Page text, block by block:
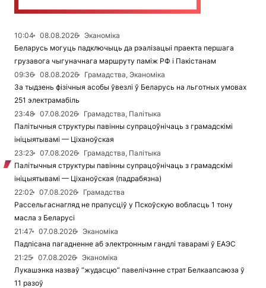
10:04 08.08.2026
Эканоміка
Беларусь могуць падключыць да рэалізацыі праекта першага
грузавога чыгуначнага маршруту паміж РФ і Пакістанам
09:36
08.08.2026
Грамадства, Эканоміка
За тыдзень фізічныя асобы ўвезлі ў Беларусь на льготных умовах
251 электрамабіль
23:48
07.08.2026
Грамадства, Палітыка
Палітычныя структуры павінны супрацоўнічаць з грамадскімі
ініцыятывамі — Ціханоўская
23:23
07.08.2026
Грамадства, Палітыка
Палітычныя структуры павінны супрацоўнічаць з грамадскімі
ініцыятывамі — Ціханоўская (падрабязна)
22:02
07.08.2026
Грамадства
Рассельгаснагляд не прапусціў у Пскоўскую вобласць 1 тону
масла з Беларусі
21:47
07.08.2026
Эканоміка
Падпісана пагадненне аб электронным гандлі таварамі ў ЕАЭС
21:25
07.08.2026
Эканоміка
Лукашэнка назваў “жудасцю” павелічэнне страт Белкаапсаюза ў
11 разоў